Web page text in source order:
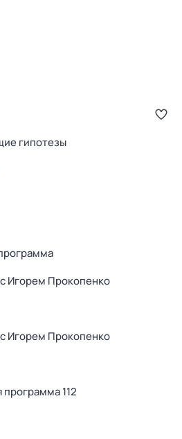
гипотезы
Игорем Прокопенко
Игорем Прокопенко
112